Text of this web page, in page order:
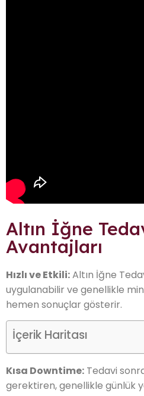
Altın İğne
Avantajları
Hızlı ve Etkili:Altın İğne
uygulanabilir ve genellikle
hemen sonuçlar gösterir.
İçerik Haritası
Kısa Downtime: Tedavi
gerektiren, genellikle günlük